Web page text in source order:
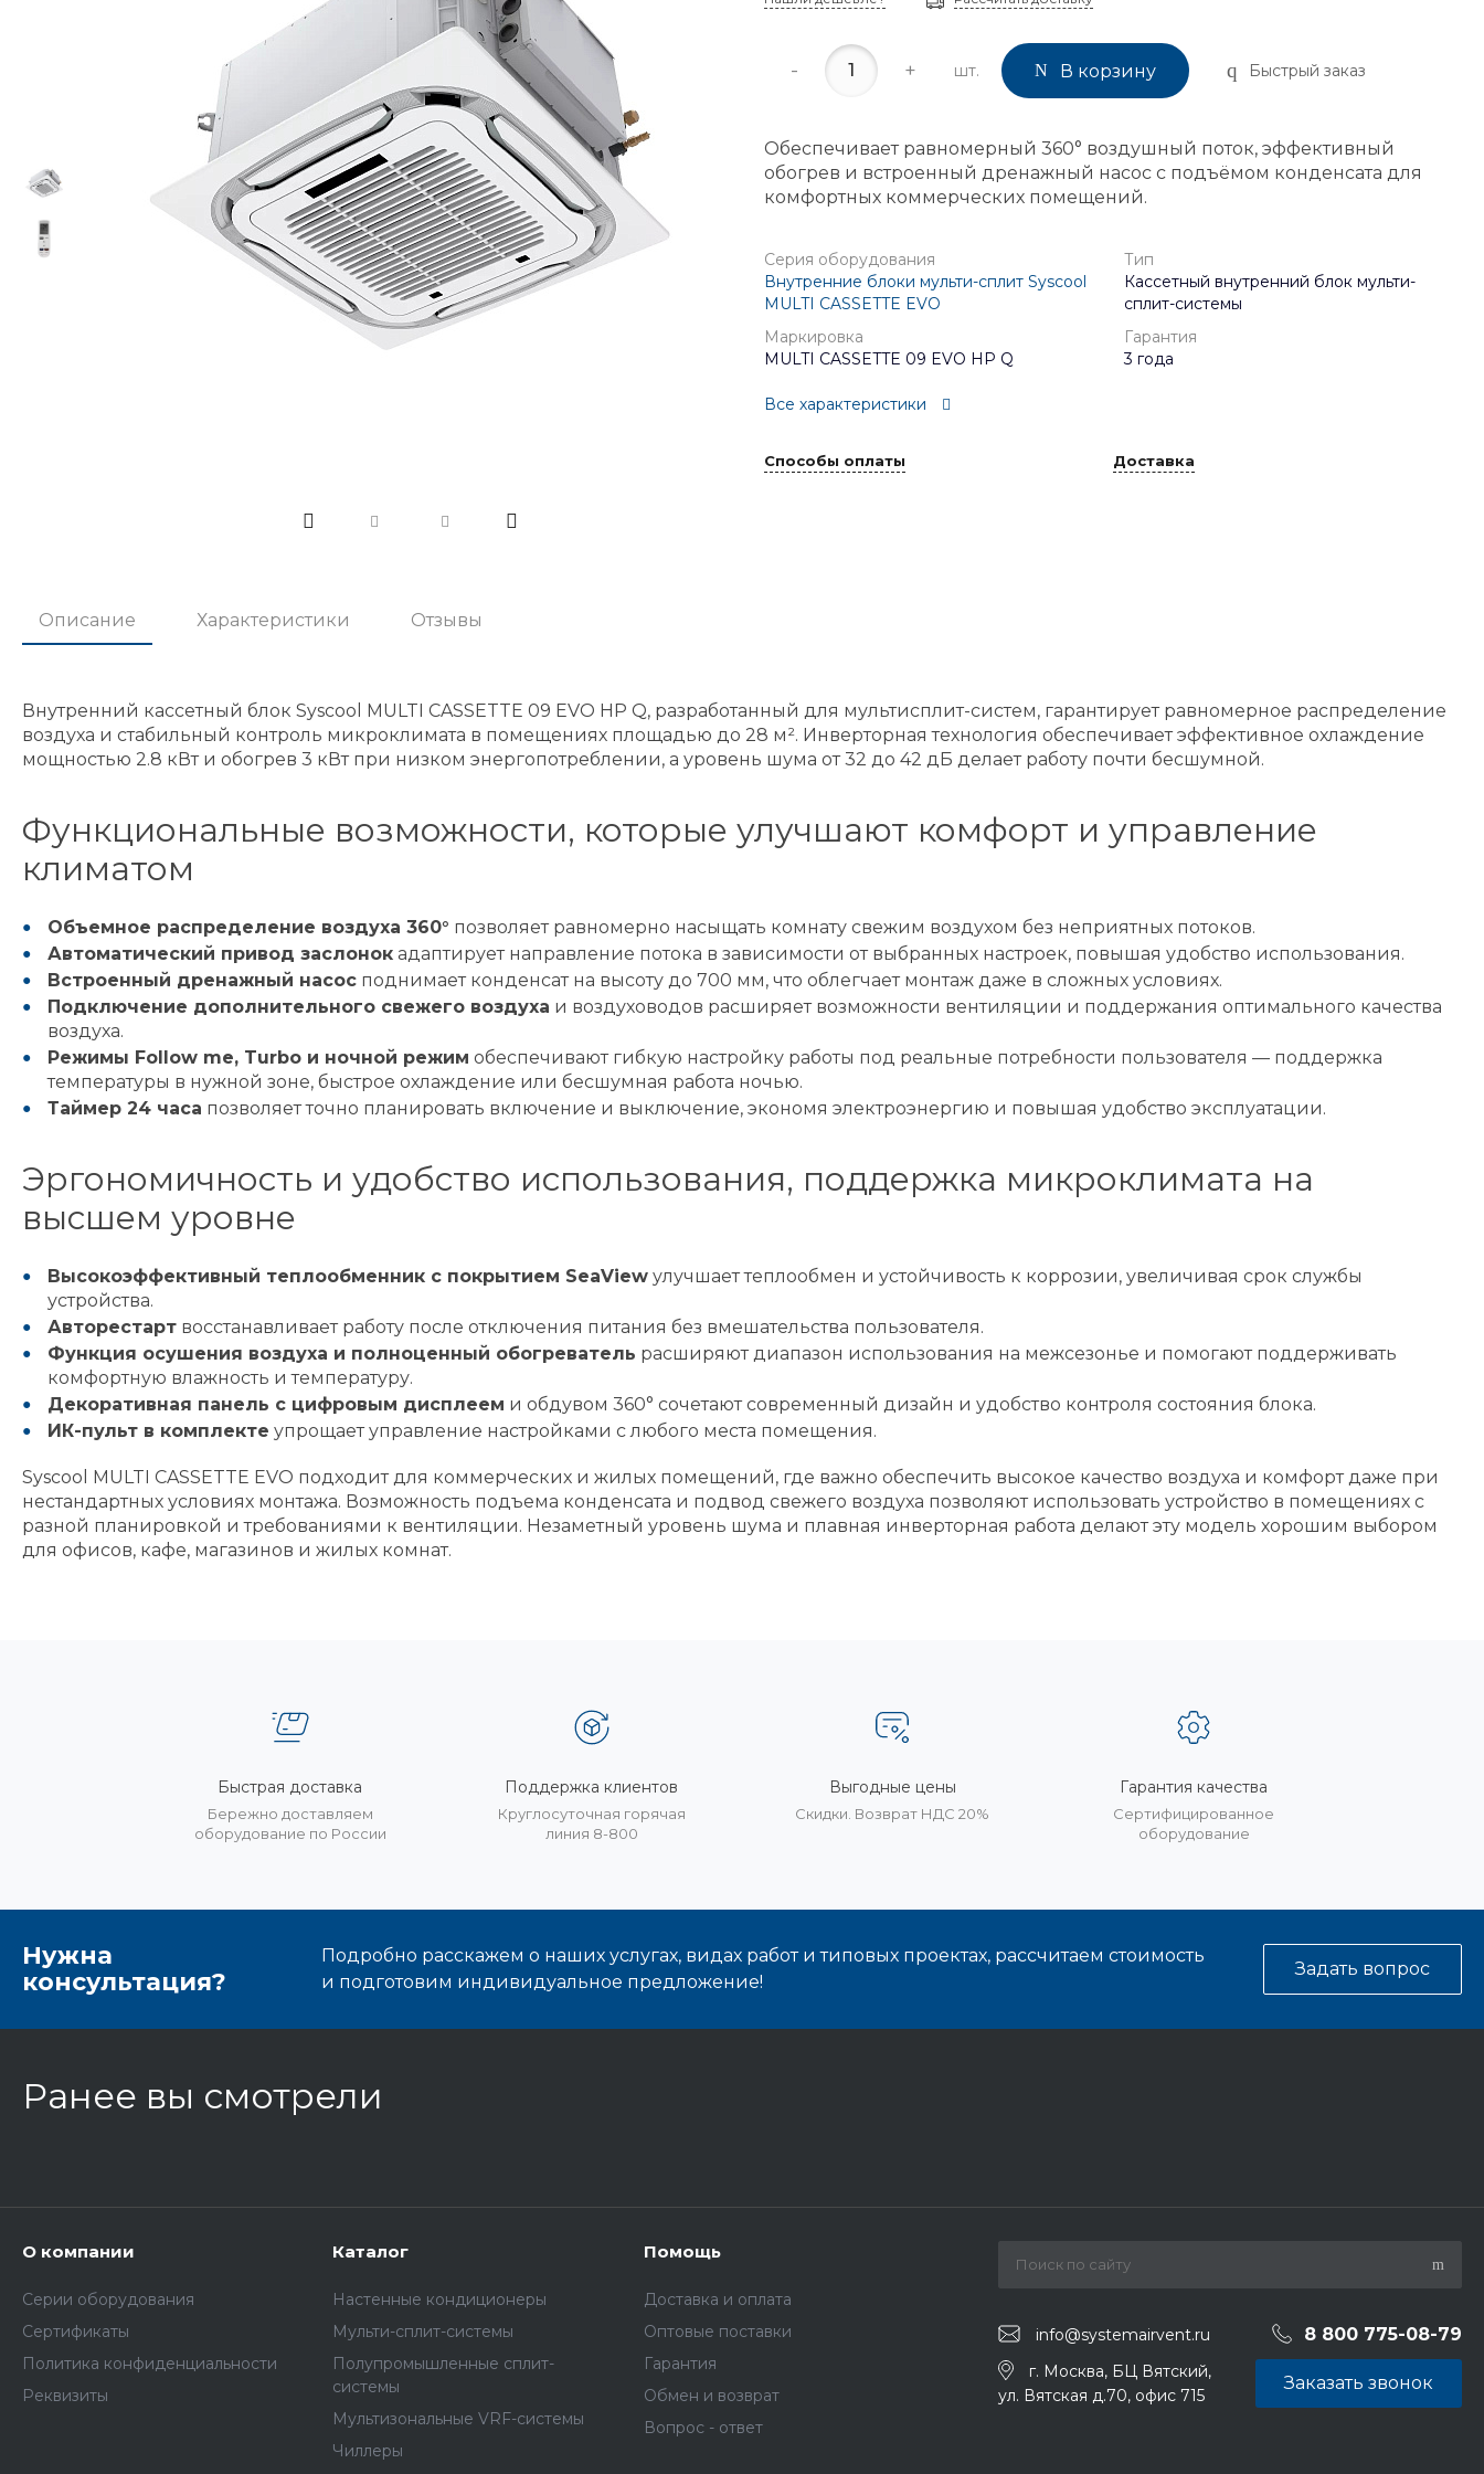
- + шт. В корзину Быстрый заказ
Обеспечивает равномерный 360° воздушный поток, эффективный
обогрев и встроенный дренажный насос с подъёмом конденсата для
комфортных коммерческих помещений.
Серия оборудования
Внутренние блоки мульти-сплит Syscool
MULTI CASSETTE EVO
Тип
Кассетный внутренний блок мульти-
сплит-системы
Маркировка
MULTI CASSETTE 09 EVO HP Q
Гарантия
3 года
Все характеристики
Способы оплаты Доставка
Описание Характеристики Отзывы
Внутренний кассетный блок Syscool MULTI CASSETTE 09 EVO HP Q, разработанный для мультисплит-систем, гарантирует равномерное распределение
воздуха и стабильный контроль микроклимата в помещениях площадью до 28 м². Инверторная технология обеспечивает эффективное охлаждение
мощностью 2.8 кВт и обогрев 3 кВт при низком энергопотреблении, а уровень шума от 32 до 42 дБ делает работу почти бесшумной.
Функциональные возможности, которые улучшают комфорт и управление
климатом
Объемное распределение воздуха 360° позволяет равномерно насыщать комнату свежим воздухом без неприятных потоков.
Автоматический привод заслонокадаптирует направление потока в зависимости от выбранных настроек, повышая удобство использования.
Встроенный дренажный насосподнимает конденсат на высоту до 700 мм, что облегчает монтаж даже в сложных условиях.
Подключение дополнительного свежего воздуха и воздуховодов расширяет возможности вентиляции и поддержания оптимального качества
воздуха.
Режимы Follow me, Turbo и ночной режим обеспечивают гибкую настройку работы под реальные потребности пользователя — поддержка
температуры в нужной зоне, быстрое охлаждение или бесшумная работа ночью.
Таймер 24 часа позволяет точно планировать включение и выключение, экономя электроэнергию и повышая удобство эксплуатации.
Эргономичность и удобство использования, поддержка микроклимата на
высшем уровне
Высокоэффективный теплообменник с покрытием SeaViewулучшает теплообмен и устойчивость к коррозии, увеличивая срок службы
устройства.
Авторестартвосстанавливает работу после отключения питания без вмешательства пользователя.
Функция осушения воздуха и полноценный обогреватель расширяют диапазон использования на межсезонье и помогают поддерживать
комфортную влажность и температуру.
Декоративная панель с цифровым дисплеем и обдувом 360° сочетают современный дизайн и удобство контроля состояния блока.
ИК-пульт в комплекте упрощает управление настройками с любого места помещения.
Syscool MULTI CASSETTE EVO подходит для коммерческих и жилых помещений, где важно обеспечить высокое качество воздуха и комфорт даже при
нестандартных условиях монтажа. Возможность подъема конденсата и подвод свежего воздуха позволяют использовать устройство в помещениях с
разной планировкой и требованиями к вентиляции. Незаметный уровень шума и плавная инверторная работа делают эту модель хорошим выбором
для офисов, кафе, магазинов и жилых комнат.
Быстрая доставка
Бережно доставляем
оборудование по России
Поддержка клиентов
Круглосуточная горячая
линия 8-800
Выгодные цены
Скидки. Возврат НДС 20%
Гарантия качества
Сертифицированное
оборудование
Нужна
консультация?
Подробно расскажем о наших услугах, видах работ и типовых проектах, рассчитаем стоимость
и подготовим индивидуальное предложение!
Задать вопрос
Ранее вы смотрели
О компании
Серии оборудования
Сертификаты
Политика конфиденциальности
Реквизиты
Каталог
Настенные кондиционеры
Мульти-сплит-системы
Полупромышленные сплит-
системы
Мультизональные VRF-системы
Чиллеры
Помощь
Доставка и оплата
Оптовые поставки
Гарантия
Обмен и возврат
Вопрос - ответ
info@systemairvent.ru 8 800 775-08-79
г. Москва, БЦ Вятский,
ул. Вятская д.70, офис 715
Заказать звонок